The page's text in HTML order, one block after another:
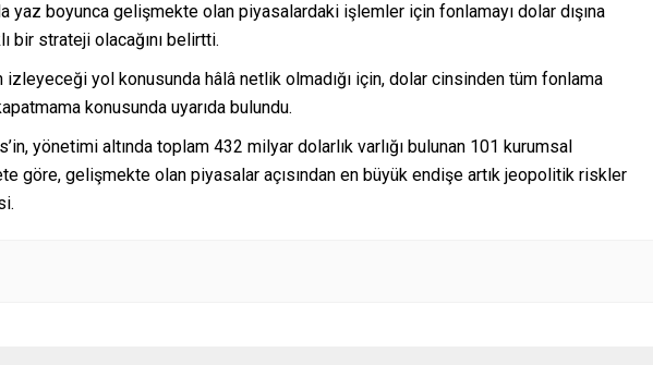
yaz boyunca gelişmekte olan piyasalardaki işlemler için fonlamayı dolar dışına
bir strateji olacağını belirtti.
izleyeceği yol konusunda hâlâ netlik olmadığı için, dolar cinsinden tüm fonlama
konusunda uyarıda bulundu.
yönetimi altında toplam 432 milyar dolarlık varlığı bulunan 101 kurumsal
göre, gelişmekte olan piyasalar açısından en büyük endişe artık jeopolitik riskler